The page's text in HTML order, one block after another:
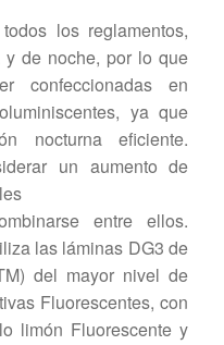
los reglamentos,
de noche, por lo que
confeccionadas en
ya que
nocturna eficiente.
un aumento de
entre ellos.
las láminas DG3 de
del mayor nivel de
Fluorescentes, con
limón Fluorescente y